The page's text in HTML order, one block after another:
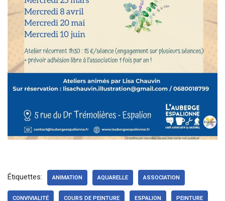
Étiquettes: ANIMATION AQUARELLE ASSOCIATION
CONVIVIALITÉ COURS DE PEINTURE ESPALION PEINTURE